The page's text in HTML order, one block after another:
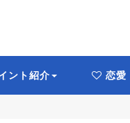
ント紹介 恋愛